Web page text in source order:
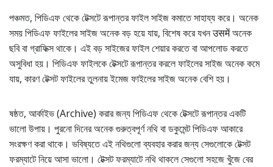
পঞ্চমত, পিডিএফ থেকে টেক্সটে রূপান্তর ফাইল সাইজ কমাতে সাহায্য করে। অনেক
সময় পিডিএফ ফাইলের সাইজ অনেক বড় হয়ে যায়, বিশেষ করে যখন उसमें অনেক
ছবি বা গ্রাফিক্স থাকে। এই বড় সাইজের ফাইল শেয়ার করতে বা আপলোড করতে
অসুবিধা হয়। পিডিএফ ফাইলকে টেক্সটে রূপান্তর করলে ফাইলের সাইজ অনেক কমে
যায়, কারণ টেক্সট ফাইলের তুলনায় ইমেজ ফাইলের সাইজ অনেক বেশি হয়।
ষষ্ঠত, আর্কাইভ (Archive) করার জন্য পিডিএফ থেকে টেক্সটে রূপান্তর একটি
ভালো উপায়। পুরনো দিনের অনেক গুরুত্বপূর্ণ নথি বা ডকুমেন্ট পিডিএফ আকারে
সংরক্ষণ করা থাকে। ভবিষ্যতে এই নথিগুলো ব্যবহার করার জন্য সেগুলোকে টেক্সট
ফরম্যাটে নিয়ে আসা ভালো। টেক্সট ফরম্যাটে নথি থাকলে সেগুলো সহজে খুঁজে বের